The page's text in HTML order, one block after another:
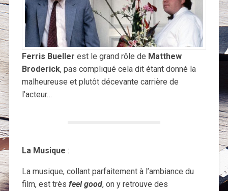
Ferris Bueller est le grand rôle de Matthew
Broderick, pas compliqué cela dit étant donné la
malheureuse et plutôt décevante carrière de
l’acteur…
La Musique :
La musique, collant parfaitement à l’ambiance du
film, est très feel good, on y retrouve des